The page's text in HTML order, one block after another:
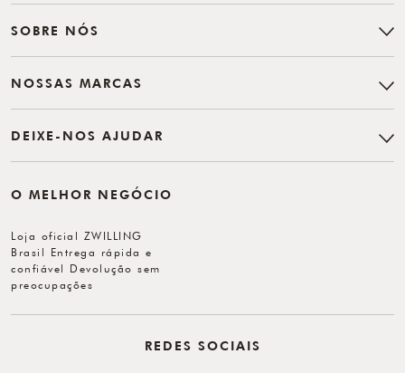
SOBRE NÓS
NOSSAS MARCAS
DEIXE-NOS AJUDAR
O MELHOR NEGÓCIO
Loja oficial ZWILLING
Brasil Entrega rápida e
confiável Devolução sem
preocupações
REDES SOCIAIS